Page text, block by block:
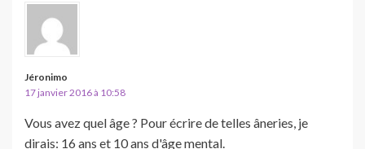
Jéronimo
17 janvier 2016 à 10:58
Vous avez quel âge ? Pour écrire de telles âneries, je
dirais: 16 ans et 10 ans d'âge mental.